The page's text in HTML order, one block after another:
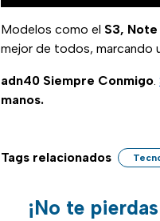
Modelos como el S3,
mejor de todos, marcando
adn40 Siempre Conmigo.
manos.
Tags relacionados
¡No te